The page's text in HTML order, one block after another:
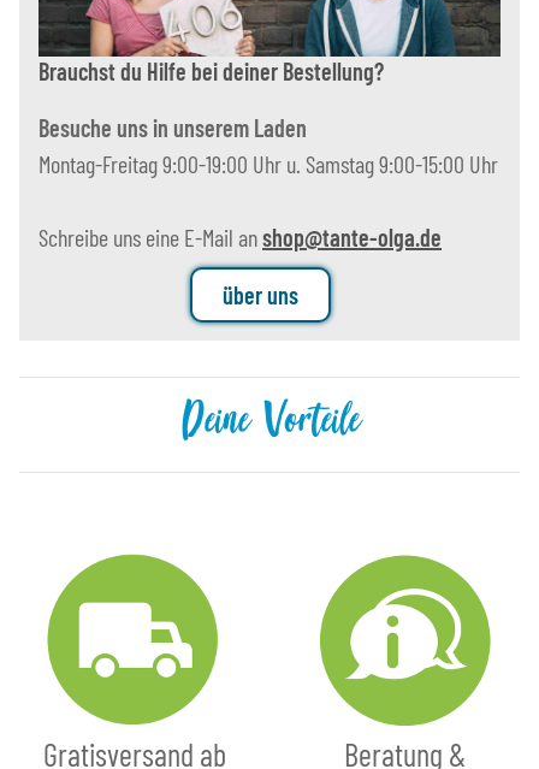
Brauchst du Hilfe bei deiner Bestellung?
Besuche uns in unserem Laden
Montag-Freitag 9:00-19:00 Uhr u. Samstag 9:00-15:00 Uhr
Schreibe uns eine E-Mail anshop@tante-olga.de
über uns
Deine Vorteile
Gratisversand ab
Beratung &